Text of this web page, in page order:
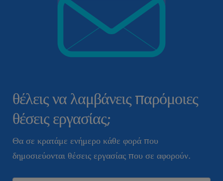
θέλεις να λαμβάνεις παρόμοιες
θέσεις εργασίας;
Θα σε κρατάμε ενήμερο κάθε φορά που
δημοσιεύονται θέσεις εργασίας που σε αφορούν.